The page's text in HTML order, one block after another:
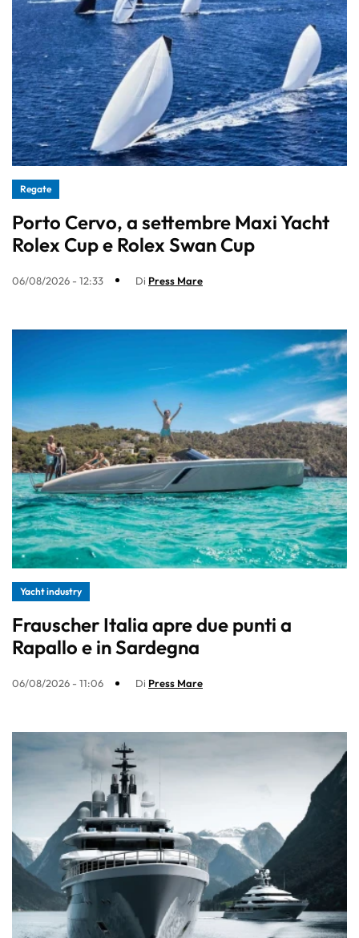
Regate
Porto Cervo, a settembre Maxi Yacht
Rolex Cup e Rolex Swan Cup
06/08/2026 - 12:33 Di Press Mare
Yacht industry
Frauscher Italia apre due punti a
Rapallo e in Sardegna
06/08/2026 - 11:06 Di Press Mare